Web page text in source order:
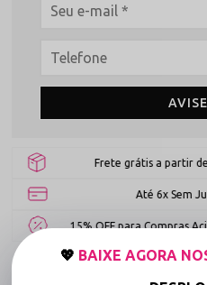
Frete grátis a partir
Até 6x Sem
15% OFF para Compras
💖 BAIXE AGORA